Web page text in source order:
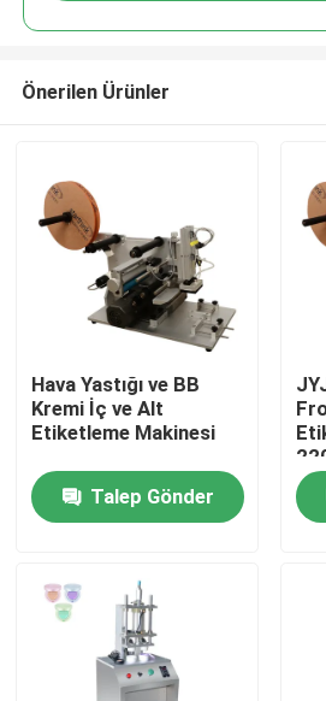
Ana sayfa
Ürünler
VİDEOLAR
Hakkımızda
Önerilen Ürünler
Hava Yastığı ve BB
Kremi İç ve Alt
Etiketleme Makinesi
Talep Gönder